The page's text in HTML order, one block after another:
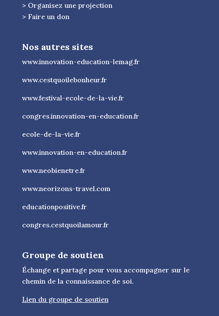
> Organisez une projection
> Faire un don
Nos autres sites
www.innovation-education-lemag.fr
www.cestquoilebonheur.fr
www.festival-ecole-de-la-vie.fr
congres.innovation-en-education.fr
ecole-de-la-vie.fr
www.innovation-en-education.fr
www.neobienetre.fr
www.neorizons-travel.com
educationpositive.fr
congres.cestquoilamour.fr
Groupe de soutien
Échange et partage pour vous accompagner sur le
chemin de la connaissance de soi.
Lien du groupe de soutien